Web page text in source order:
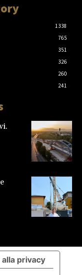
1338
765
351
326
260
241
privacy